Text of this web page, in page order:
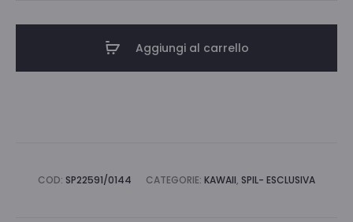
Aggiungi al carrello
COD: SP22591/0144 CATEGORIE: KAWAII, SPIL- ESCLUSIVA